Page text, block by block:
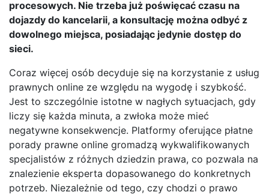
procesowych. Nie trzeba już poświęcać czasu na
dojazdy do kancelarii, a konsultację można odbyć z
dowolnego miejsca, posiadając jedynie dostęp do
sieci.
Coraz więcej osób decyduje się na korzystanie z usług
prawnych online ze względu na wygodę i szybkość.
Jest to szczególnie istotne w nagłych sytuacjach, gdy
liczy się każda minuta, a zwłoka może mieć
negatywne konsekwencje. Platformy oferujące płatne
porady prawne online gromadzą wykwalifikowanych
specjalistów z różnych dziedzin prawa, co pozwala na
znalezienie eksperta dopasowanego do konkretnych
potrzeb. Niezależnie od tego, czy chodzi o prawo